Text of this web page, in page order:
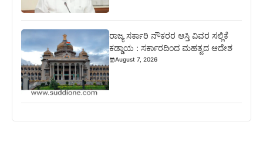
ರಾಜ್ಯ ಸರ್ಕಾರಿ ನೌಕರರ ಆಸ್ತಿ ವಿವರ ಸಲ್ಲಿಕೆ
ಕಡ್ಡಾಯ : ಸರ್ಕಾರದಿಂದ ಮಹತ್ವದ ಆದೇಶ
August 7, 2026